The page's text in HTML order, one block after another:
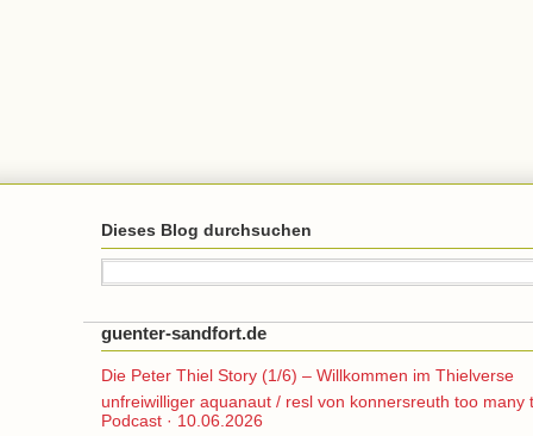
Dieses Blog durchsuchen
guenter-sandfort.de
Die Peter Thiel Story (1/6) – Willkommen im Thielverse
unfreiwilliger aquanaut / resl von konnersreuth too many
Podcast · 10.06.2026